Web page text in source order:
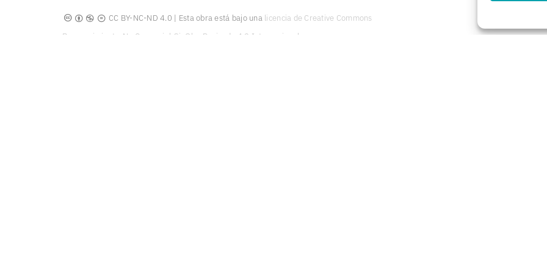
CC BY-NC-ND 4.0 | Esta obra está bajo una licencia de Creative Commons
Reconocimiento-No Comercial-SinObraDerivada 4.0 Internacional